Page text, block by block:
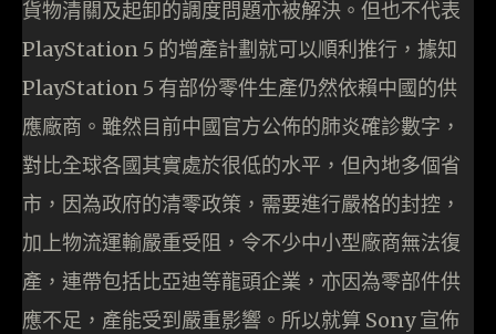
貨物清關及起卸的調度問題亦被解決。但也不代表
PlayStation 5 的增產計劃就可以順利推行，據知
PlayStation 5 有部份零件生產仍然依賴中國的供
應廠商。雖然目前中國官方公佈的肺炎確診數字，
對比全球各國其實處於很低的水平，但內地多個省
市，因為政府的清零政策，需要進行嚴格的封控，
加上物流運輸嚴重受阻，令不少中小型廠商無法復
產，連帶包括比亞迪等龍頭企業，亦因為零部件供
應不足，產能受到嚴重影響。所以就算 Sony 宣佈